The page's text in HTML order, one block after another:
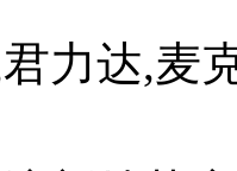
力达,麦